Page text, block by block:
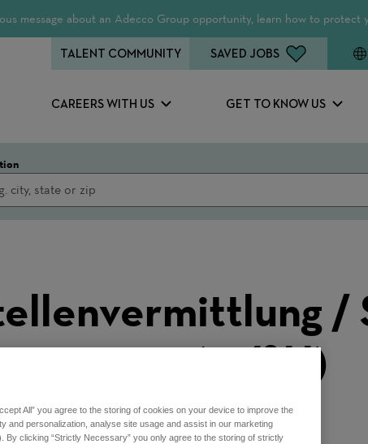
message about an Adecco Group opportunity, learn how to protect
CAREERS WITH US GET TO KNOW US
TALENT COMMUNITY SAVED JOBS
/
100% (m/f/d)
All” you agree to the storing of cookies on your device to improve the
and personalization, analyse site usage and assist in our marketing
By clicking “Strictly Necessary” you only agree to the storing of strictly